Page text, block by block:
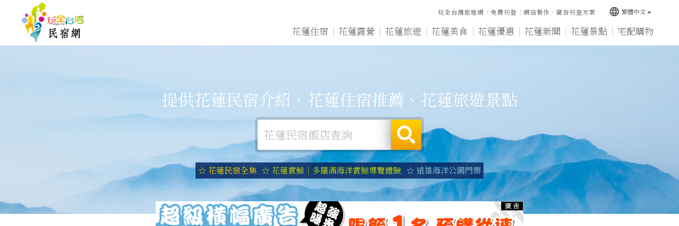
花蓮住宿 花蓮露營 花蓮旅遊 花蓮美食 花蓮優惠 花蓮新聞 花蓮景點 宅配購物
玩全台灣旅遊網 免費刊登 網站製作‧廣告刊登方案 language 繁體中文
提供花蓮民宿介紹、花蓮住宿推薦、花蓮旅遊景點
☆ 花蓮民宿全集 ☆ 花蓮賞鯨｜多羅滿海洋賞鯨導覽體驗 ☆ 遠雄海洋公園門票